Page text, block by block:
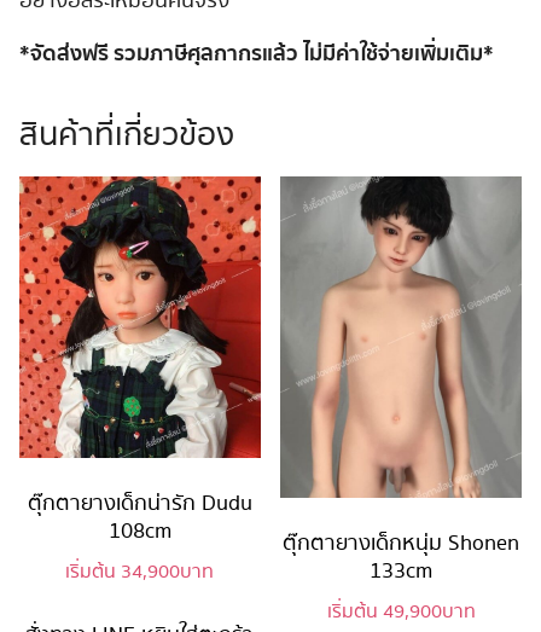
*จัดส่งฟรี รวมภาษีศุลกากรแล้ว ไม่มีค่าใช้จ่ายเพิ่มเติม*
สินค้าที่เกี่ยวข้อง
ตุ๊กตายางเด็กน่ารัก Dudu
108cm
เริ่มต้น 34,900บาท
ตุ๊กตายางเด็กหนุ่ม Shonen
133cm
เริ่มต้น 49,900บาท